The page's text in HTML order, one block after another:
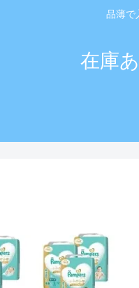
品薄で
在庫